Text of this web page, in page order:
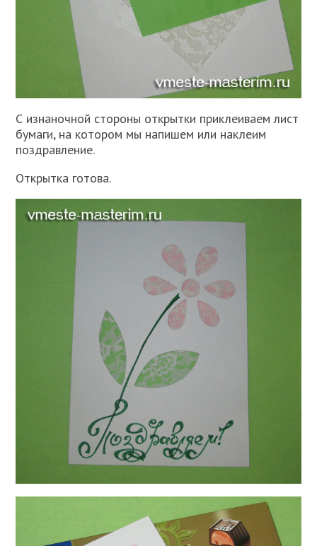
С изнаночной стороны открытки приклеиваем лист
бумаги, на котором мы напишем или наклеим
поздравление.
Открытка готова.